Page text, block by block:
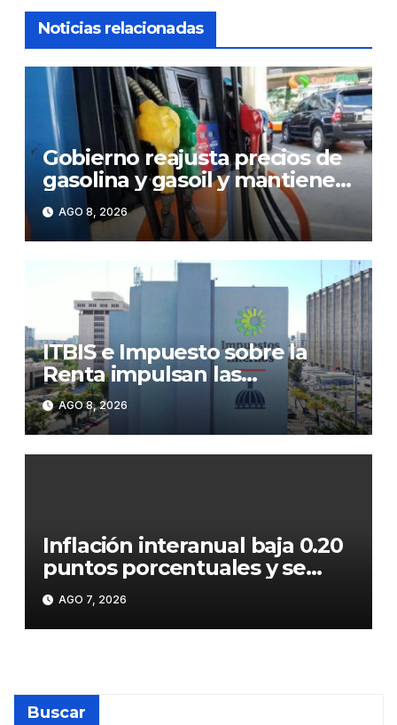
Noticias relacionadas
Gobierno reajusta precios de
gasolina y gasoil y mantiene
congelado el GLP
AGO 8, 2026
ITBIS e Impuesto sobre la
Renta impulsan las
recaudaciones de la DGII;
superan los RD$81,475
millones en julio
AGO 8, 2026
Inflación interanual baja 0.20
puntos porcentuales y se
sitúa en 5.47 %
AGO 7, 2026
Buscar